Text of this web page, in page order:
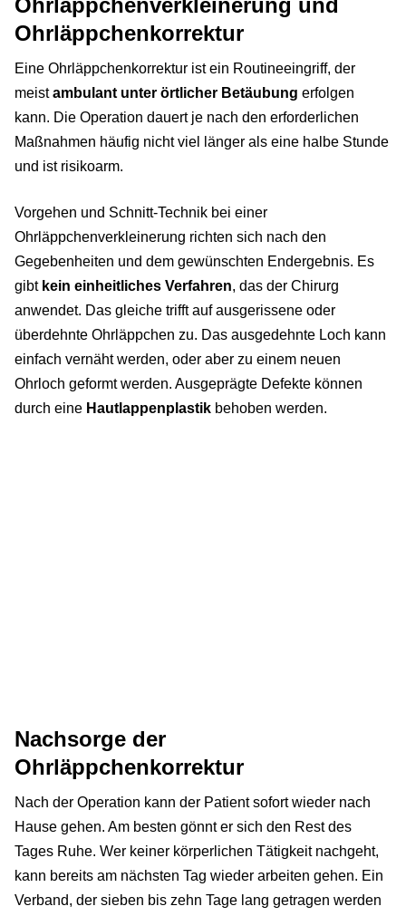
Ohrläppchenverkleinerung und
Ohrläppchenkorrektur
Eine Ohrläppchenkorrektur ist ein Routineeingriff, der
meistambulant unter örtlicher Betäubung erfolgen
kann. Die Operation dauert je nach den erforderlichen
Maßnahmen häufig nicht viel länger als eine halbe Stunde
und ist risikoarm.
Vorgehen und Schnitt-Technik bei einer
Ohrläppchenverkleinerung richten sich nach den
Gegebenheiten und dem gewünschten Endergebnis. Es
gibt kein einheitliches Verfahren, das der Chirurg
anwendet. Das gleiche trifft auf ausgerissene oder
überdehnte Ohrläppchen zu. Das ausgedehnte Loch kann
einfach vernäht werden, oder aber zu einem neuen
Ohrloch geformt werden. Ausgeprägte Defekte können
durch eine Hautlappenplastik behoben werden.
Nachsorge der
Ohrläppchenkorrektur
Nach der Operation kann der Patient sofort wieder nach
Hause gehen. Am besten gönnt er sich den Rest des
Tages Ruhe. Wer keiner körperlichen Tätigkeit nachgeht,
kann bereits am nächsten Tag wieder arbeiten gehen. Ein
Verband, der sieben bis zehn Tage lang getragen werden